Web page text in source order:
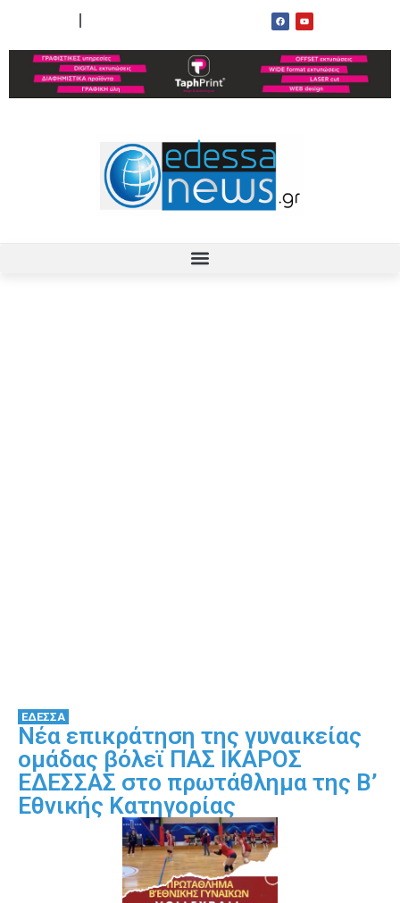
ΕΔΕΣΣΑ
Νέα επικράτηση της γυναικείας
ομάδας βόλεϊ ΠΑΣ ΙΚΑΡΟΣ
ΕΔΕΣΣΑΣ στο πρωτάθλημα της Β’
Εθνικής Κατηγορίας